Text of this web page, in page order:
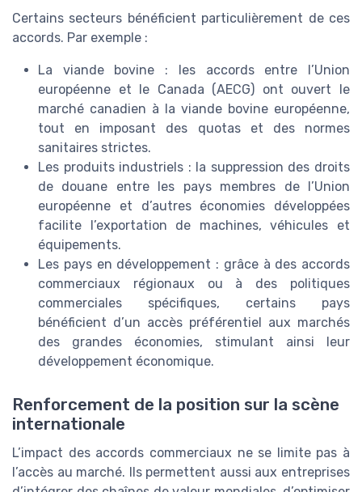
Certains secteurs bénéficient particulièrement de ces
accords. Par exemple :
La viande bovine : les accords entre l’Union
européenne et le Canada (AECG) ont ouvert le
marché canadien à la viande bovine européenne,
tout en imposant des quotas et des normes
sanitaires strictes.
Les produits industriels : la suppression des droits
de douane entre les pays membres de l’Union
européenne et d’autres économies développées
facilite l’exportation de machines, véhicules et
équipements.
Les pays en développement : grâce à des accords
commerciaux régionaux ou à des politiques
commerciales spécifiques, certains pays
bénéficient d’un accès préférentiel aux marchés
des grandes économies, stimulant ainsi leur
développement économique.
Renforcement de la position sur la scène
internationale
L’impact des accords commerciaux ne se limite pas à
l’accès au marché. Ils permettent aussi aux entreprises